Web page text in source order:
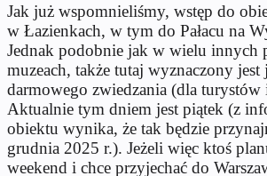
Jak już wspomnieliśmy, wstęp do
w Łazienkach, w tym do Pałacu na
Jednak podobnie jak w wielu innych
muzeach, także tutaj wyznaczony jest
darmowego zwiedzania (dla
Aktualnie tym dniem jest piątek (z
obiektu wynika, że tak będzie
grudnia 2025 r.). Jeżeli więc ktoś
weekend i chce przyjechać do